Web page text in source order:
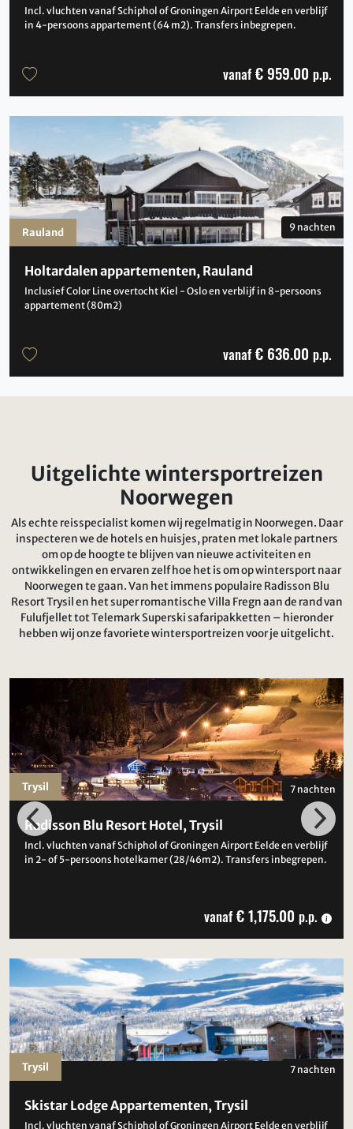
Incl. vluchten vanaf Schiphol of Groningen Airport Eelde en verblijf
in 4-persoons appartement (64 m2). Transfers inbegrepen.
vanaf € 959.00 p.p.
Holtardalen appartementen, Rauland
Inclusief Color Line overtocht Kiel - Oslo en verblijf in 8-persoons
appartement (80m2)
9 nachten
vanaf € 636.00 p.p.
Rauland
Uitgelichte wintersportreizen
Noorwegen
Als echte reisspecialist komen wij regelmatig in Noorwegen. Daar
inspecteren we de hotels en huisjes, praten met lokale partners
om op de hoogte te blijven van nieuwe activiteiten en
ontwikkelingen en ervaren zelf hoe het is om op wintersport naar
Noorwegen te gaan. Van het immens populaire Radisson Blu
Resort Trysil en het super romantische Villa Fregn aan de rand van
Fulufjellet tot Telemark Superski safaripakketten – hieronder
hebben wij onze favoriete wintersportreizen voor je uitgelicht.
7 nachten
vanaf € 1,175.00 p.p.
Radisson Blu Resort Hotel, Trysil
Incl. vluchten vanaf Schiphol of Groningen Airport Eelde en verblijf
in 2- of 5-persoons hotelkamer (28/46m2). Transfers inbegrepen.
Trysil
Skistar Lodge Appartementen, Trysil
Incl. vluchten vanaf Schiphol of Groningen Airport Eelde en verblijf
7 nachten
Trysil